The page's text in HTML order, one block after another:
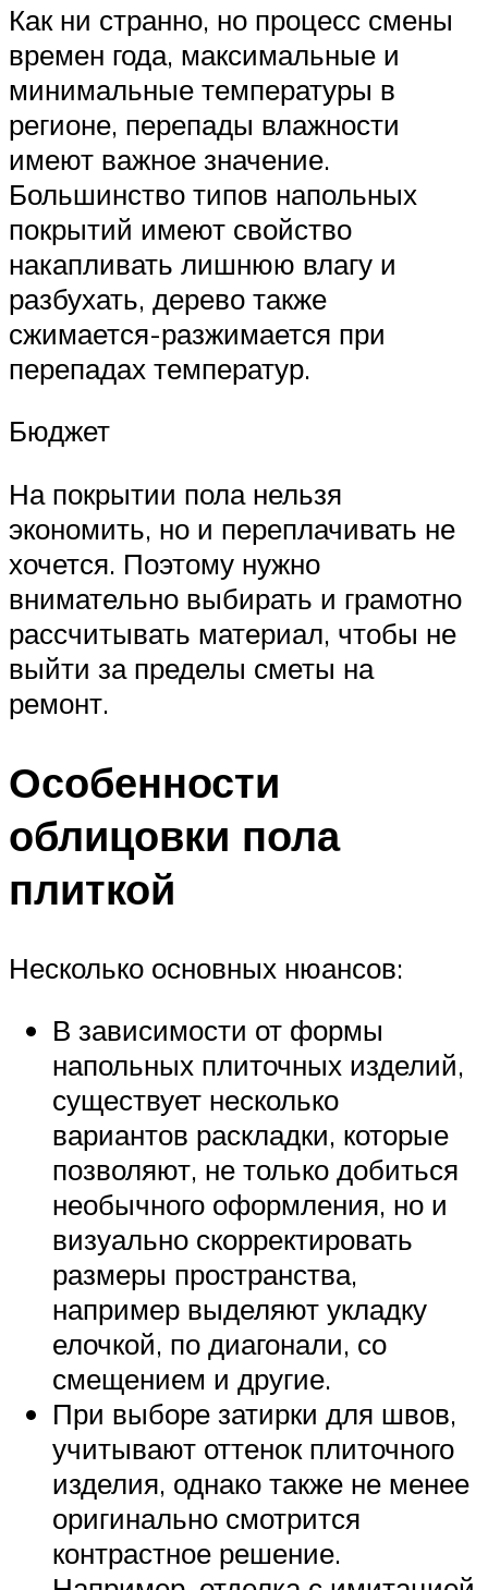
Как ни странно, но процесс смены
времен года, максимальные и
минимальные температуры в
регионе, перепады влажности
имеют важное значение.
Большинство типов напольных
покрытий имеют свойство
накапливать лишнюю влагу и
разбухать, дерево также
сжимается-разжимается при
перепадах температур.
Бюджет
На покрытии пола нельзя
экономить, но и переплачивать не
хочется. Поэтому нужно
внимательно выбирать и грамотно
рассчитывать материал, чтобы не
выйти за пределы сметы на
ремонт.
Особенности
облицовки пола
плиткой
Несколько основных нюансов:
В зависимости от формы
напольных плиточных изделий,
существует несколько
вариантов раскладки, которые
позволяют, не только добиться
необычного оформления, но и
визуально скорректировать
размеры пространства,
например выделяют укладку
елочкой, по диагонали, со
смещением и другие.
При выборе затирки для швов,
учитывают оттенок плиточного
изделия, однако также не менее
оригинально смотрится
контрастное решение.